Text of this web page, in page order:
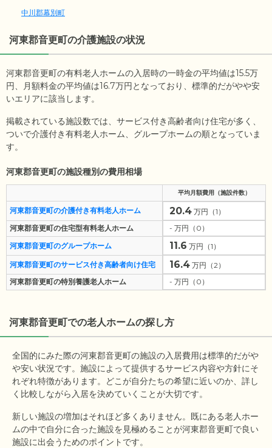
中川郡幕別町
河東郡音更町の介護施設の状況
河東郡音更町の有料老人ホームの入居時の一時金の平均値は15.5万
円、月額料金の平均値は16.7万円となっており、標準的だがやや安
いエリアに該当します。
掲載されている施設数では、サービス付き高齢者向け住宅が多く、
ついで介護付き有料老人ホーム、グループホームの順となっていま
す。
河東郡音更町の施設種別の費用相場
平均月額費用（施設件数）
河東郡音更町の介護付き有料老人ホーム 20.4 万円（1）
河東郡音更町の住宅型有料老人ホーム
- 万円（0）
河東郡音更町のグループホーム
11.6 万円（1）
河東郡音更町のサービス付き高齢者向け住宅
16.4 万円（2）
河東郡音更町の特別養護老人ホーム
- 万円（0）
河東郡音更町での老人ホームの探し方
全国的にみた際の河東郡音更町の施設の入居費用は標準的だがや
や安い状況です。施設によって提供するサービス内容や方針にそ
れぞれ特徴があります。どこが自分たちの希望に近いのか、詳し
く比較しながら入居を決めていくことが大切です。
新しい施設の増加はそれほど多くありません。既にある老人ホー
ムの中で自分に合った施設を見極めることが河東郡音更町で良い
施設に出会うためのポイントです。